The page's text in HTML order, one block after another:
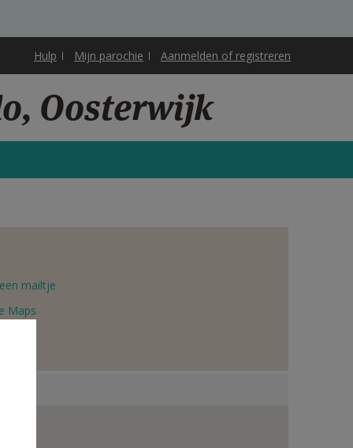
Hulp Mijn parochie Aanmelden of registreren
Oosterwijk
mailtje
Maps